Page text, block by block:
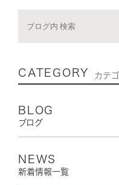
CATEGORY カテ
BLOG
ブログ
NEWS
新着情報一覧